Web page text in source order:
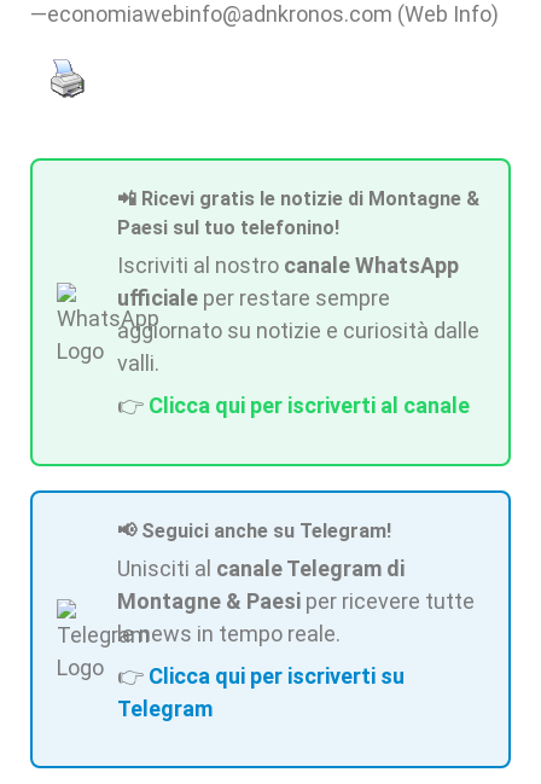
—economiawebinfo@adnkronos.com (Web Info)
📲 Ricevi gratis le notizie di Montagne &
Paesi sul tuo telefonino!
Iscriviti al nostro canale WhatsApp
ufficiale per restare sempre
aggiornato su notizie e curiosità dalle
valli.
👉 Clicca qui per iscriverti al canale
📢 Seguici anche su Telegram!
Unisciti al canale Telegram di
Montagne & Paesi per ricevere tutte
le news in tempo reale.
👉 Clicca qui per iscriverti su
Telegram